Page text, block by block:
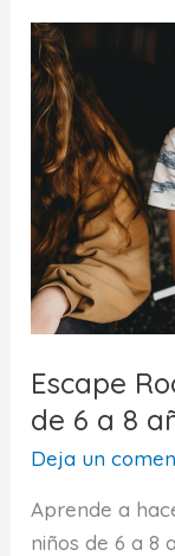
tímidos
Escape
de 6 a 8
Deja un
Aprende a
niños de 6 a 8